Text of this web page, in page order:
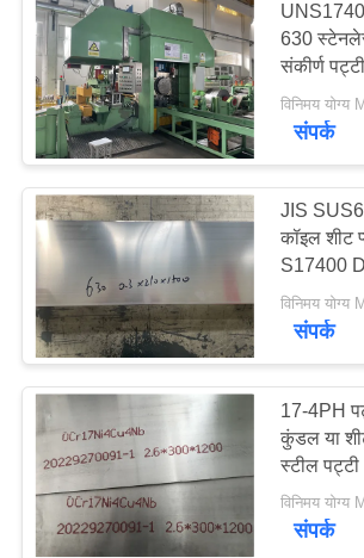
एक
उद्धरण
की
विनती
करे
साइटमैप
PRIVACY
POLICY
630
संकीर्ण पट्टी
विनिमय योग्य
संपर्क
JIS
कॉइल शीट
S17400
विनिमय योग्य
संपर्क
17-4PH
कुंडल या
स्टील पट्टी
विनिमय योग्य
संपर्क